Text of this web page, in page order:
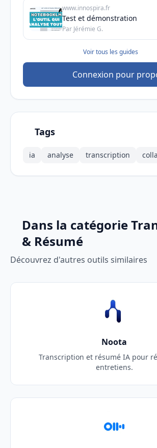
www.innospira.fr
Test et démonstration
Par Jérémie G.
Voir tous les guides
Connexion pour
Tags
ia analyse transcription
Dans la catégorie
& Résumé
Découvrez d'autres outils similaires
Noota
Transcription et résumé IA pour
entretiens.